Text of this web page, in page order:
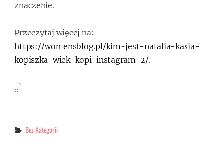
znaczenie.
Przeczytaj więcej na:
https://womensblog.pl/kim-jest-natalia-kasia-
kopiszka-wiek-kopi-instagram-2/.
„`
Categories
Bez Kategorii